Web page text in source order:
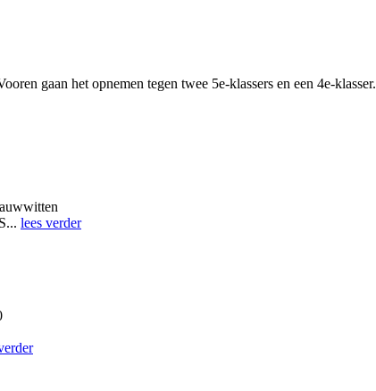
gaan het opnemen tegen twee 5e-klassers en een 4e-klasser.
lees verder